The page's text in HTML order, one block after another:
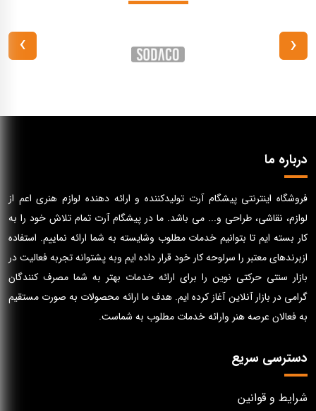
‹
›
درباره ما
فروشگاه اینترنتی پیشگام آرت تولیدکننده و ارائه دهنده لوازم هنری اعم از
لوازم، نقاشی، طراحی و... می باشد. ما در پیشگام آرت تمام تلاش خود را به
کار بسته ایم تا بتوانیم خدمات مطلوب وشایسته به شما ارائه نماییم. استفاده
ازبرندهای معتبر را سرلوحه کار خود قرار داده ایم وبه پشتوانه تجربه فعالیت در
بازار سنتی حرکتی نوین را برای ارائه خدمات بهتر به شما مصرف کنندگان
گرامی در بازار آنلاین آغاز کرده ایم. هدف ما ارائه محصولات به صورت مستقیم
به فعالان عرصه هنر وارائه خدمات مطلوب به شماست.
دسترسی سریع
شرایط و قوانین